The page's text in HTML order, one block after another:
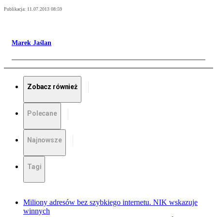
Publikacja: 11.07.2013 08:59
Marek Jaślan
Zobacz również
Polecane
Najnowsze
Tagi
Miliony adresów bez szybkiego internetu. NIK wskazuje
winnych